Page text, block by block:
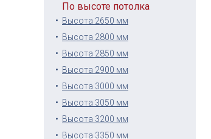
По высоте потолка
Высота 2650 мм
Высота 2800 мм
Высота 2850 мм
Высота 2900 мм
Высота 3000 мм
Высота 3050 мм
Высота 3200 мм
Высота 3350 мм